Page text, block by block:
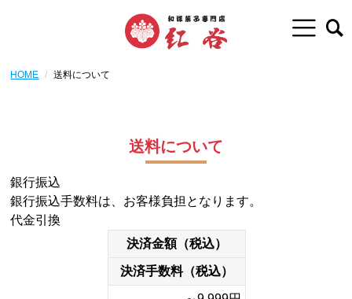
HOME 送料について
送料について
銀行振込
銀行振込手数料は、お客様負担となります。
代金引換
決済金額（税込）
決済手数料（税込）